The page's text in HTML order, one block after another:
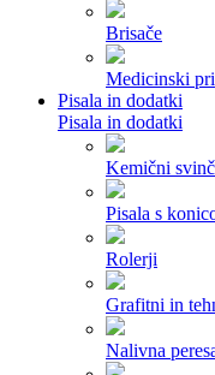
Brisače
Medicinski
Pisala in dodatki
Pisala in dodatki
Kemični
Pisala s
Rolerji
Grafitni in
Nalivna